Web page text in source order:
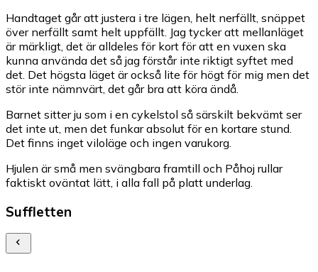
Handtaget går att justera i tre lägen, helt nerfällt, snäppet
över nerfällt samt helt uppfällt. Jag tycker att mellanläget
är märkligt, det är alldeles för kort för att en vuxen ska
kunna använda det så jag förstår inte riktigt syftet med
det. Det högsta läget är också lite för högt för mig men det
stör inte nämnvärt, det går bra att köra ändå.
Barnet sitter ju som i en cykelstol så särskilt bekvämt ser
det inte ut, men det funkar absolut för en kortare stund.
Det finns inget viloläge och ingen varukorg.
Hjulen är små men svängbara framtill och Påhoj rullar
faktiskt oväntat lätt, i alla fall på platt underlag.
Suffletten